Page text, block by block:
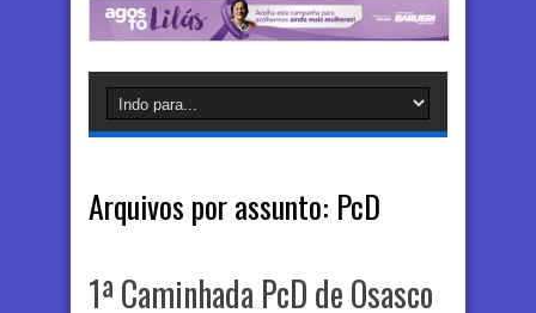
Arquivos por assunto: PcD
1ª Caminhada PcD de Osasco